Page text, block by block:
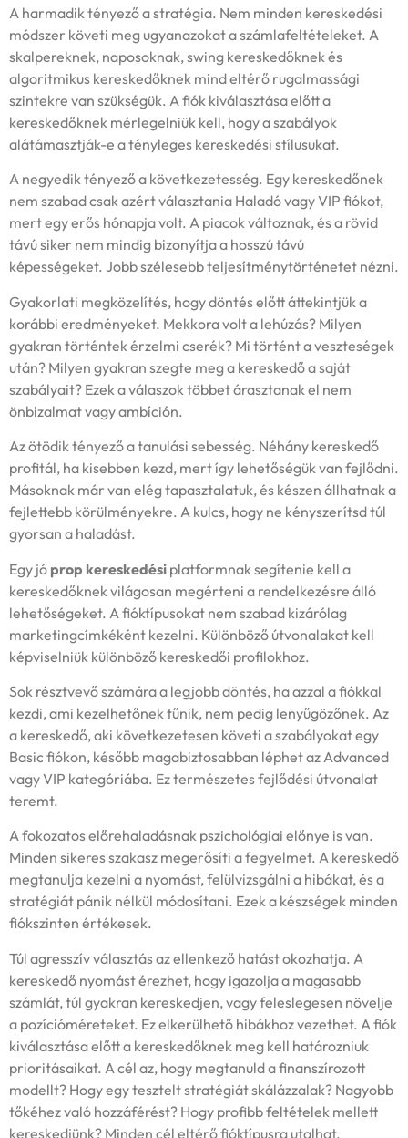
A harmadik tényező a stratégia. Nem minden kereskedési
módszer követi meg ugyanazokat a számlafeltételeket. A
skalpereknek, naposoknak, swing kereskedőknek és
algoritmikus kereskedőknek mind eltérő rugalmassági
szintekre van szükségük. A fiók kiválasztása előtt a
kereskedőknek mérlegelniük kell, hogy a szabályok
alátámasztják-e a tényleges kereskedési stílusukat.
A negyedik tényező a következetesség. Egy kereskedőnek
nem szabad csak azért választania Haladó vagy VIP fiókot,
mert egy erős hónapja volt. A piacok változnak, és a rövid
távú siker nem mindig bizonyítja a hosszú távú
képességeket. Jobb szélesebb teljesítménytörténetet nézni.
Gyakorlati megközelítés, hogy döntés előtt áttekintjük a
korábbi eredményeket. Mekkora volt a lehúzás? Milyen
gyakran történtek érzelmi cserék? Mi történt a veszteségek
után? Milyen gyakran szegte meg a kereskedő a saját
szabályait? Ezek a válaszok többet árasztanak el nem
önbizalmat vagy ambíción.
Az ötödik tényező a tanulási sebesség. Néhány kereskedő
profitál, ha kisebben kezd, mert így lehetőségük van fejlődni.
Másoknak már van elég tapasztalatuk, és készen állhatnak a
fejlettebb körülményekre. A kulcs, hogy ne kényszerítsd túl
gyorsan a haladást.
Egy jó prop kereskedési platformnak segítenie kell a
kereskedőknek világosan megérteni a rendelkezésre álló
lehetőségeket. A fióktípusokat nem szabad kizárólag
marketingcímkéként kezelni. Különböző útvonalakat kell
képviselniük különböző kereskedői profilokhoz.
Sok résztvevő számára a legjobb döntés, ha azzal a fiókkal
kezdi, ami kezelhetőnek tűnik, nem pedig lenyűgözőnek. Az
a kereskedő, aki következetesen követi a szabályokat egy
Basic fiókon, később magabiztosabban léphet az Advanced
vagy VIP kategóriába. Ez természetes fejlődési útvonalat
teremt.
A fokozatos előrehaladásnak pszichológiai előnye is van.
Minden sikeres szakasz megerősíti a fegyelmet. A kereskedő
megtanulja kezelni a nyomást, felülvizsgálni a hibákat, és a
stratégiát pánik nélkül módosítani. Ezek a készségek minden
fiókszinten értékesek.
Túl agresszív választás az ellenkező hatást okozhatja. A
kereskedő nyomást érezhet, hogy igazolja a magasabb
számlát, túl gyakran kereskedjen, vagy feleslegesen növelje
a pozícióméreteket. Ez elkerülhető hibákhoz vezethet. A fiók
kiválasztása előtt a kereskedőknek meg kell határozniuk
prioritásaikat. A cél az, hogy megtanuld a finanszírozott
modellt? Hogy egy tesztelt stratégiát skálázzalak? Nagyobb
tőkéhez való hozzáférést? Hogy profibb feltételek mellett
kereskedjünk? Minden cél eltérő fióktípusra utalhat.